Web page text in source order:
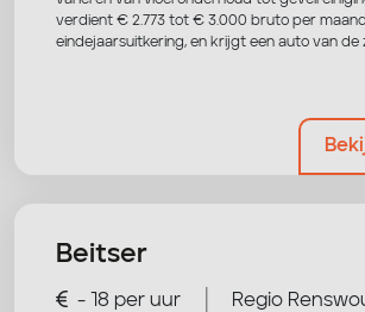
verdient € 2.773 tot € 3.000 bruto per maand
eindejaarsuitkering, en krijgt een auto van de
Beitser
- 18 per uur Regio